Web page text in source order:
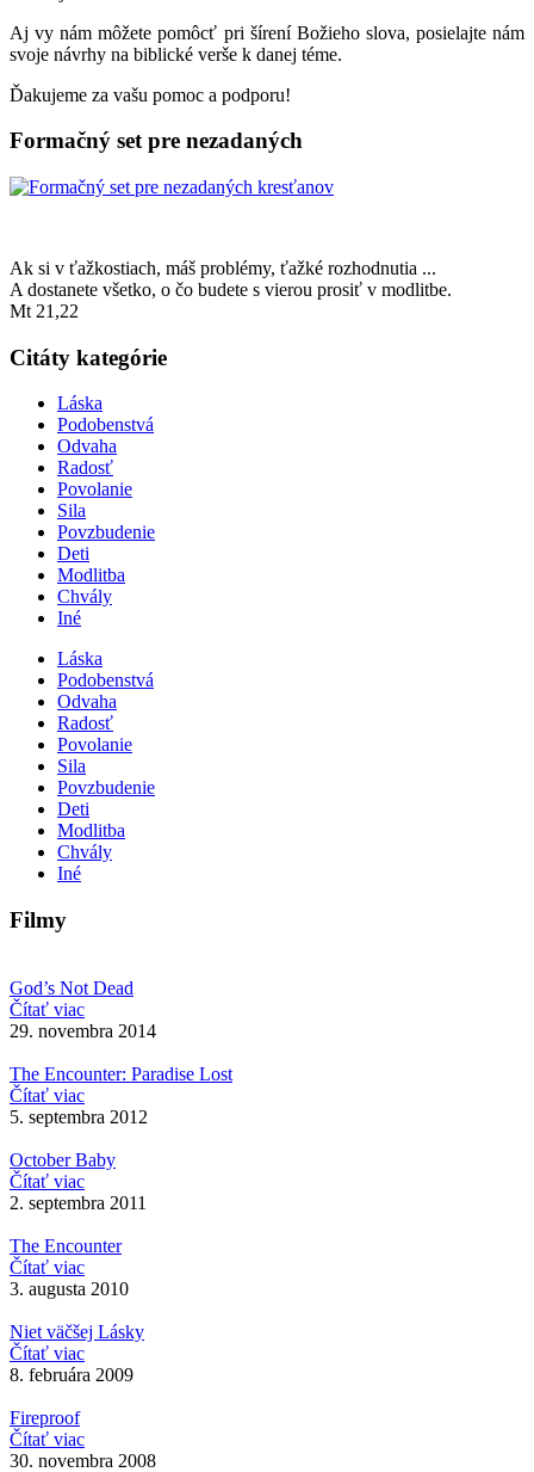
Aj vy nám môžete pomôcť pri šírení Božieho slova, posielajte nám
svoje návrhy na biblické verše k danej téme.
Ďakujeme za vašu pomoc a podporu!
Formačný set pre nezadaných
Ak si v ťažkostiach, máš problémy, ťažké rozhodnutia ...
A dostanete všetko, o čo budete s vierou prosiť v modlitbe.
Mt 21,22
Citáty kategórie
Láska
Podobenstvá
Odvaha
Radosť
Povolanie
Sila
Povzbudenie
Deti
Modlitba
Chvály
Iné
Láska
Podobenstvá
Odvaha
Radosť
Povolanie
Sila
Povzbudenie
Deti
Modlitba
Chvály
Iné
Filmy
God’s Not Dead
Čítať viac
29. novembra 2014
The Encounter: Paradise Lost
Čítať viac
5. septembra 2012
October Baby
Čítať viac
2. septembra 2011
The Encounter
Čítať viac
3. augusta 2010
Niet väčšej Lásky
Čítať viac
8. februára 2009
Fireproof
Čítať viac
30. novembra 2008